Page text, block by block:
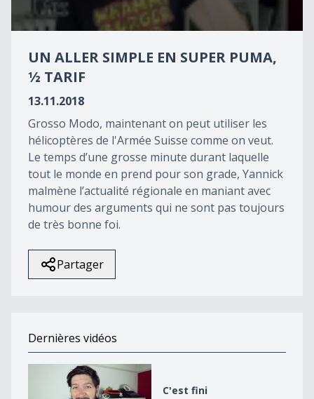
minute,
seconds
UN ALLER SIMPLE EN SUPER PUMA,
½ TARIF
13.11.2018
Grosso Modo, maintenant on peut utiliser les
hélicoptères de l'Armée Suisse comme on veut.
Le temps d’une grosse minute durant laquelle
tout le monde en prend pour son grade, Yannick
malmène l’actualité régionale en maniant avec
humour des arguments qui ne sont pas toujours
de très bonne foi.
Partager
Dernières vidéos
C&#039;est fini
C'est fini